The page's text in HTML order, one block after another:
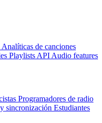
Analíticas de canciones
Playlists API Audio features
Programadores de radio
sincronización Estudiantes